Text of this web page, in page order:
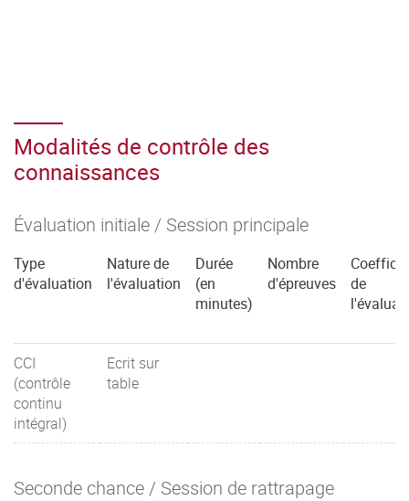
Modalités de contrôle des
connaissances
Évaluation initiale / Session principale
Type
d'évaluation
Nature de
l'évaluation
Durée
(en
minutes)
Nombre
d'épreuves
de
CCI
(contrôle
continu
intégral)
Ecrit sur
table
Seconde chance / Session de rattrapage